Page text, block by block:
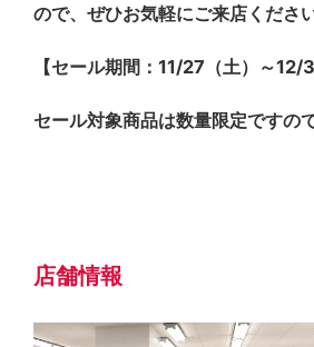
ので、ぜひお気軽にご来店ください
【セール期間：11/27（土）～12/
セール対象商品は数量限定ですの
店舗情報